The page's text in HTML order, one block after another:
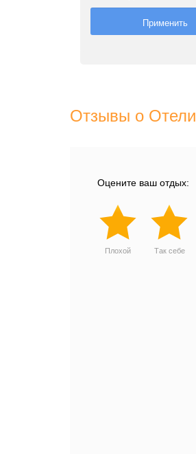
Отзывы о Отели
Оцените ваш отдых:
Плохой Так себе